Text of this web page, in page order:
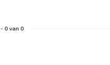
- 0van 0